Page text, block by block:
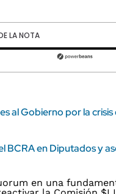
LA NOTA
0 segundos
al Gobierno por la
BCRA en Diputados y